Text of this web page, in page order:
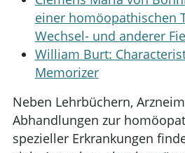
einer homöopathischen
Wechsel- und anderer
William Burt:
Memorizer
Neben Lehrbüchern,
Abhandlungen zur
spezieller Erkrankungen